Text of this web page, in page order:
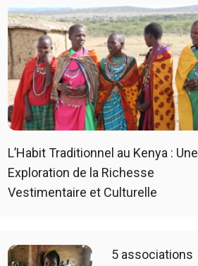
L’Habit Traditionnel au Kenya : Une
Exploration de la Richesse
Vestimentaire et Culturelle
5 associations